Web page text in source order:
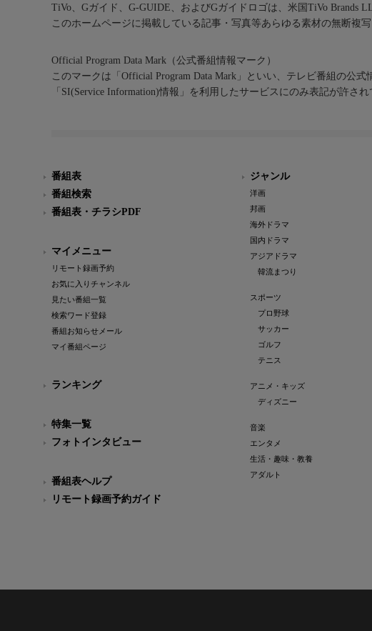
TiVo、Gガイド、G-GUIDE、およびGガイドロゴは、米国TiVo Brands
このホームページに掲載している記事・写真等あらゆる素材の無断複写
Official Program Data Mark（公式番組情報マーク）
このマークは「Official Program Data Mark」といい、テレビ番組の公式
「SI(Service Information)情報」を利用したサービスにのみ表記が許され
番組表
番組検索
番組表・チラシPDF
マイメニュー
リモート録画予約
お気に入りチャンネル
見たい番組一覧
検索ワード登録
番組お知らせメール
マイ番組ページ
ランキング
特集一覧
フォトインタビュー
番組表ヘルプ
リモート録画予約ガイド
ジャンル
洋画
邦画
海外ドラマ
国内ドラマ
アジアドラマ
韓流まつり
スポーツ
プロ野球
サッカー
ゴルフ
テニス
アニメ・キッズ
ディズニー
音楽
エンタメ
生活・趣味・教養
アダルト